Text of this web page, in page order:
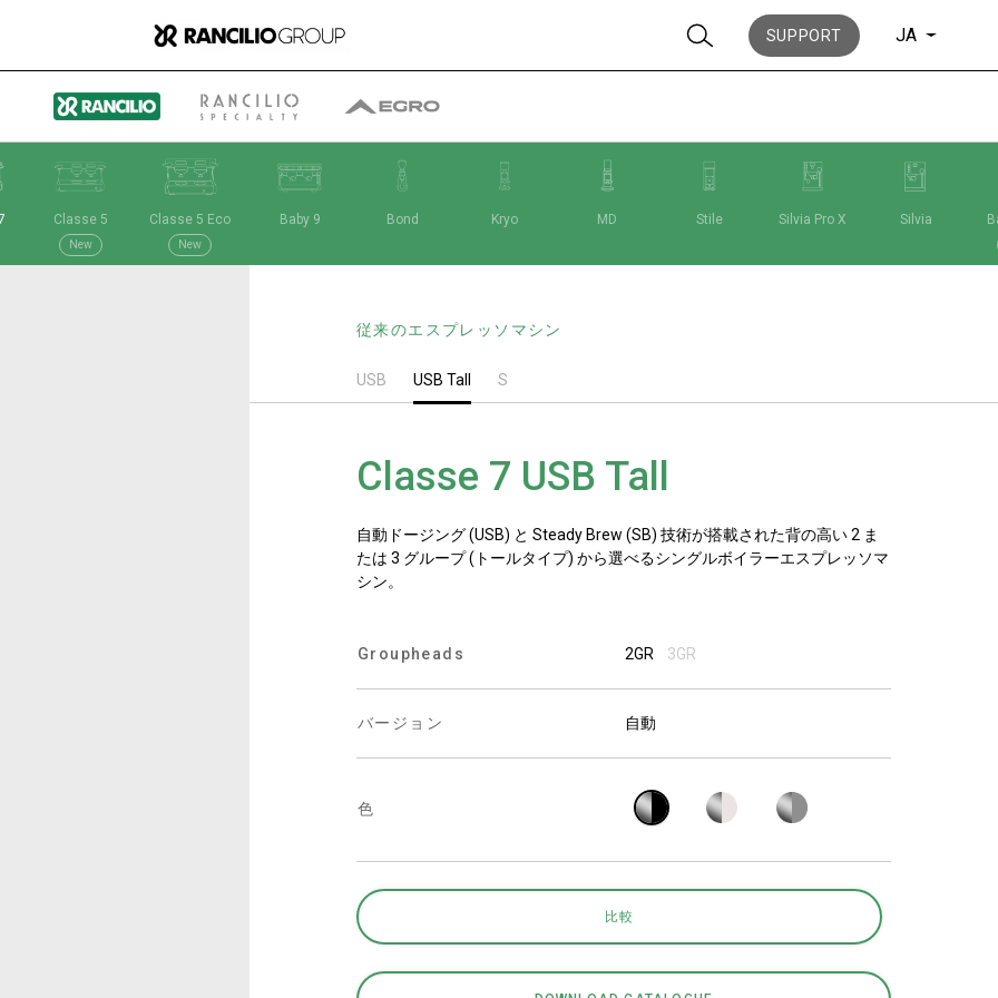
SUPPORT JA
Classe 5
New
Classe 5 Eco
New
Baby 9 Bond Kryo MD Stile Silvia Pro X Silvia
従来のエスプレッソマシン
USB USB Tall S
Classe 7 USB Tall
自動ドージング (USB) と Steady Brew (SB) 技術が搭載された背の高い 2 ま
たは 3 グループ (トールタイプ) から選べるシングルボイラーエスプレッソマ
シン。
Groupheads 2GR 3GR
バージョン 自動
色
比較
グループ
ランチリオ・グループに
ランチリオ・グループの
私たちと一緒に働く
ニュース
歴史
研究室紹介
リティ
接続
お問い合わせ